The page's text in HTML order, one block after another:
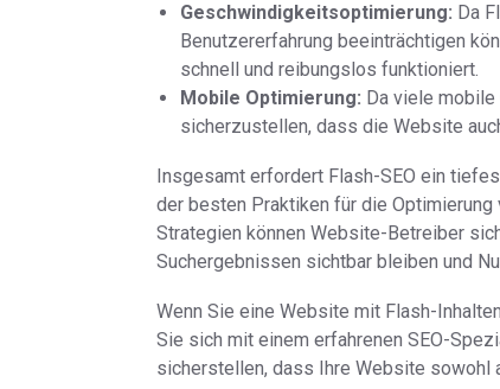
Geschwindigkeitsoptimierung: Da
Benutzererfahrung beeinträchtigen
schnell und reibungslos funktioniert.
Mobile Optimierung: Da viele
sicherzustellen, dass die Website
Insgesamt erfordert Flash-SEO ein
der besten Praktiken für die
Strategien können Website-Betreiber
Suchergebnissen sichtbar bleiben und
Wenn Sie eine Website mit Flash-
Sie sich mit einem erfahrenen SEO-
sicherstellen, dass Ihre Website sowohl